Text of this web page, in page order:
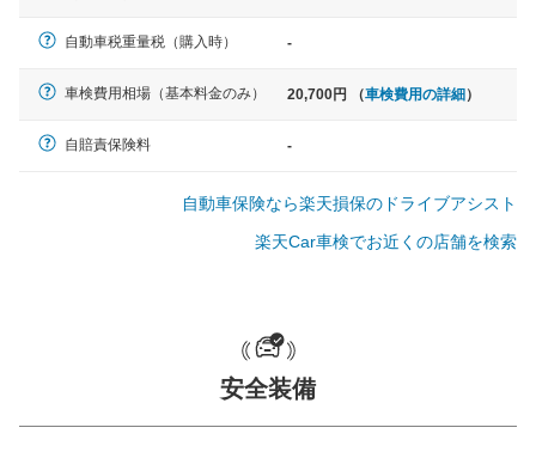
ノア、セレナ、プリウス、カロー
ラ、ステップワゴン など
大型車
クラウン、アルファード、フォレ
カD:5 など
自動車税重量税（購入時） -
車検費用相場（基本料金のみ） 20,700円 （車検費用の詳細）
自賠責保険料 -
自動車保険なら楽天損保のドライブアシスト
楽天Car車検でお近くの店舗を検索
安全装備